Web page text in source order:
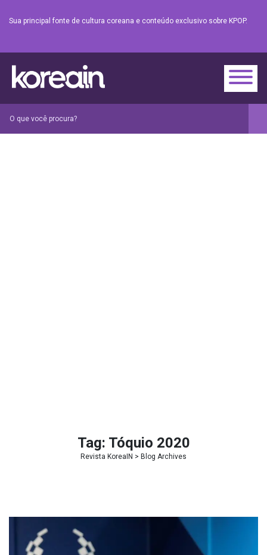
Sua principal fonte de cultura coreana e conteúdo exclusivo sobre KPOP.
Tag: Tóquio 2020
Revista KoreaIN > Blog Archives